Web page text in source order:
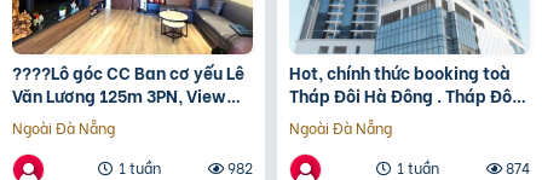
????Lô góc CC Ban cơ yếu Lê
Văn Lương 125m 3PN, View
công viên, hơn 9 tỷ????
Ngoài Đà Nẵng
1 tuần
982
Hot, chính thức booking toà
Tháp Đôi Hà Đông . Tháp Đôi
Kepler Land.
Ngoài Đà Nẵng
1 tuần
874